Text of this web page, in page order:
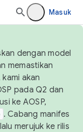
Masuk
dengan model
memastikan
akan
pada Q2 dan
ke AOSP,
. Cabang manifes
merujuk ke rilis